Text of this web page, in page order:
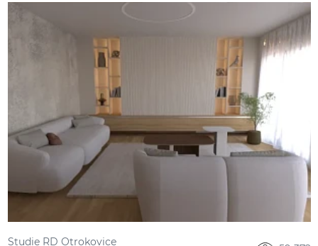
Studie RD Otrokovice